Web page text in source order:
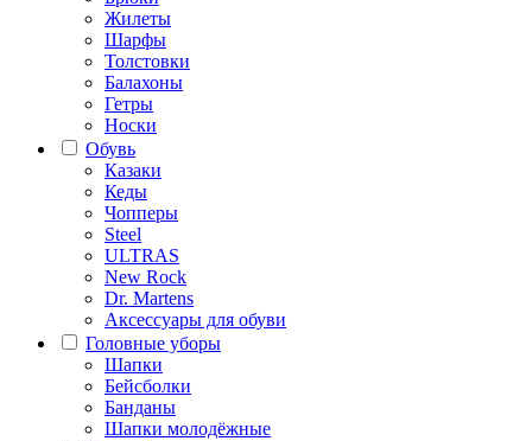
Жилеты
Шарфы
Толстовки
Балахоны
Гетры
Носки
Обувь
Казаки
Кеды
Чопперы
Steel
ULTRAS
New Rock
Dr. Martens
Аксессуары для обуви
Головные уборы
Шапки
Бейсболки
Банданы
Шапки молодёжные